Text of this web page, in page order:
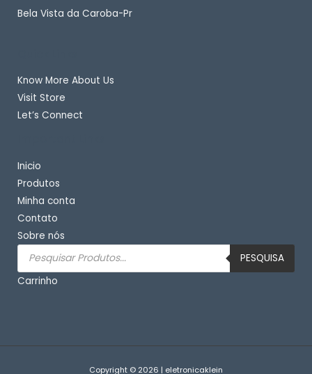
Bela Vista da Caroba-Pr
Know More About Us
Visit Store
Let’s Connect
Inicio
Produtos
Minha conta
Contato
Sobre nós
Pesquisar
produtos
PESQUISA
Carrinho
Copyright © 2026 | eletronicaklein